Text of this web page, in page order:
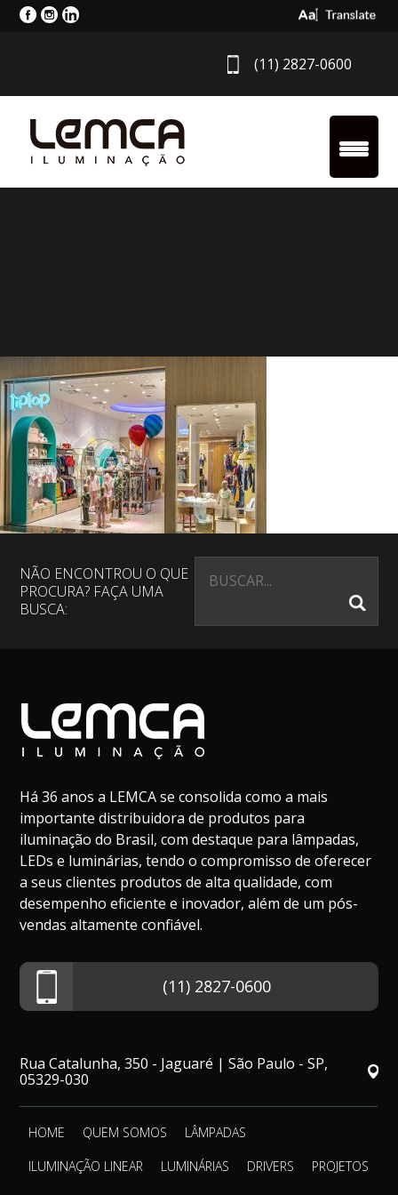
Select
(11) 2827-0600
NÃO ENCONTROU O QUE
PROCURA? FAÇA UMA
BUSCA:
Há 36 anos a LEMCA se consolida como a mais
importante distribuidora de produtos para
iluminação do Brasil, com destaque para lâmpadas,
LEDs e luminárias, tendo o compromisso de oferecer
a seus clientes produtos de alta qualidade, com
desempenho eficiente e inovador, além de um pós-
vendas altamente confiável.
(11) 2827-0600
Rua Catalunha, 350 - Jaguaré | São Paulo - SP,
05329-030
HOME QUEM SOMOS
LÂMPADAS
ILUMINAÇÃO LINEAR
LUMINÁRIAS DRIVERS
PROJETOS